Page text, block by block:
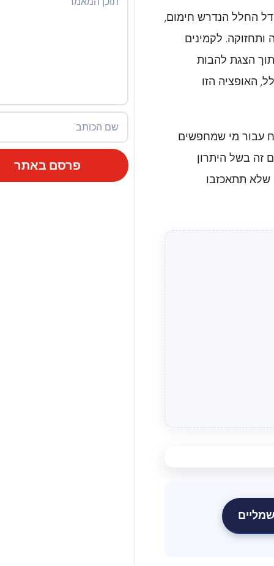
החלל הנדרש חימום,
ותחזוקה. לקמינים
הצגת להבות
האופציה הזו
עבור מי שמחפשים
זה בשל היתרון
שלא תתאכזבו
פרסם באתר